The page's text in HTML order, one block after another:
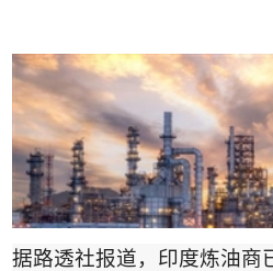
据路透社报道，印度炼油商